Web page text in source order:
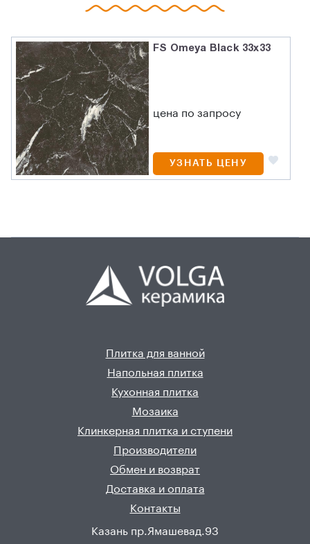
FS Omeya Black 33x33
цена по запросу
УЗНАТЬ ЦЕНУ
Плитка для ванной
Напольная плитка
Кухонная плитка
Мозаика
Клинкерная плитка и ступени
Производители
Обмен и возврат
Доставка и оплата
Контакты
Казань пр.Ямашевад.93